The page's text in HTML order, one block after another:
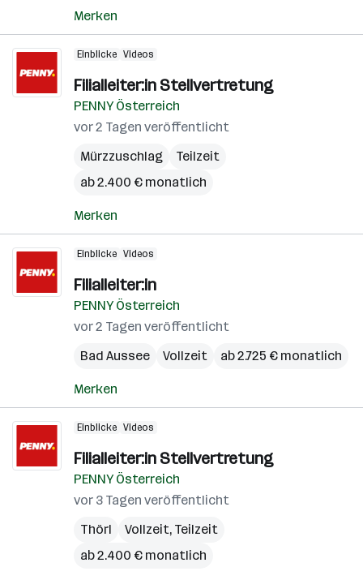
Merken
Einblicke Videos
Filialleiter:in Stellvertretung
PENNY Österreich
vor 2 Tagen veröffentlicht
Mürzzuschlag
Teilzeit
ab 2.400 € monatlich
Merken
Einblicke Videos
Filialleiter:in
PENNY Österreich
vor 2 Tagen veröffentlicht
Bad Aussee
Vollzeit ab 2.725 € monatlich
Merken
Einblicke Videos
Filialleiter:in Stellvertretung
PENNY Österreich
vor 3 Tagen veröffentlicht
Thörl
Vollzeit, Teilzeit
ab 2.400 € monatlich